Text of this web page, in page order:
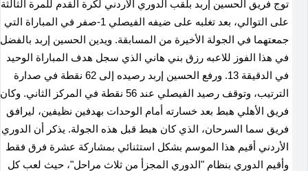
توج فريق الحسين إربد بلقب الدوري الأردني لكرة القدم للمرة الثالثة
على التوالي، بعد تغلبه على ضيفه الفيصلي 1-صفر في المباراة التي
جمعتهما في الجولة الأخيرة من المسابقة. ويدين الحسين إربد بالفضل
في هذا الفوز للاعبه رزق بني هاني الذي سجل هدف المباراة الوحيد
في الدقيقة 13. ورفع الحسين إربد رصيده إلى 62 نقطة في صدارة
الترتيب، وتوقف رصيد الفيصلي عند 56 نقطة في المركز الثاني. وكان
فريق الأهلي هبط بعد خسارته أمام الوحدات بهدفين نظيفين، ليرافق
فريق سما السرحان، الذي كان هبط قبل هذه الجولة. يذكر أن الدوري
الأردني أقيم هذا الموسم بشكل استثنائي بمشاركة عشرة فرق فقط
وأقيم الدوري بنظام "الدوري المجزأ من ثلاث مراحل"، حيث لعب كل